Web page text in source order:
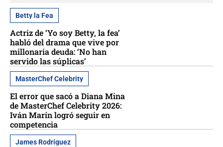
Betty la Fea
Actriz de ‘Yo soy Betty, la fea’
habló del drama que vive por
millonaria deuda: ‘No han
servido las súplicas’
MasterChef Celebrity
El error que sacó a Diana Mina
de MasterChef Celebrity 2026:
Iván Marín logró seguir en
competencia
James Rodríguez